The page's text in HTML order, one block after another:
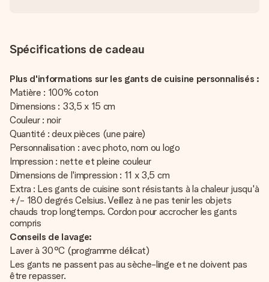
Spécifications de cadeau
Plus d'informations sur les gants de cuisine personnalisés :
Matière : 100% coton
Dimensions : 33,5 x 15 cm
Couleur : noir
Quantité : deux pièces (une paire)
Personnalisation : avec photo, nom ou logo
Impression : nette et pleine couleur
Dimensions de l'impression : 11 x 3,5 cm
Extra : Les gants de cuisine sont résistants à la chaleur jusqu'à
+/- 180 degrés Celsius. Veillez à ne pas tenir les objets
chauds trop longtemps. Cordon pour accrocher les gants
compris
Conseils de lavage:
Laver à 30°C (programme délicat)
Les gants ne passent pas au sèche-linge et ne doivent pas
être repasser.